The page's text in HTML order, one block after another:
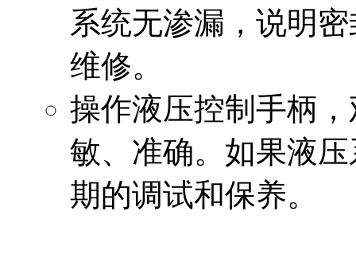
系统无渗漏，说明
维修。
操作液压控制手柄
敏、准确。如果液
期的调试和保养。